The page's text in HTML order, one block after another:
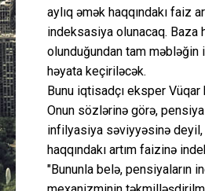
aylıq əmək haqqındakı faiz
indeksasiya olunacaq. Baza
olunduğundan tam məbləğin
həyata keçiriləcək.
Bunu iqtisadçı eksper
Onun sözlərinə görə,
infilyasiya səviyyəsinə deyil,
haqqındakı artım faizinə
"Bununla belə, pensiyaların